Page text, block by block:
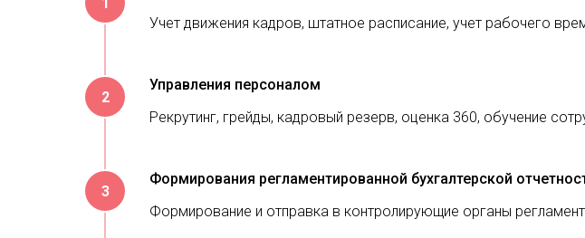
Учет движения кадров, штатное расписание, учет рабочего
Управления персоналом
Рекрутинг, грейды, кадровый резерв, оценка 360, обучение
Формирования регламентированной бухгалтерской
Формирование и отправка в контролирующие органы